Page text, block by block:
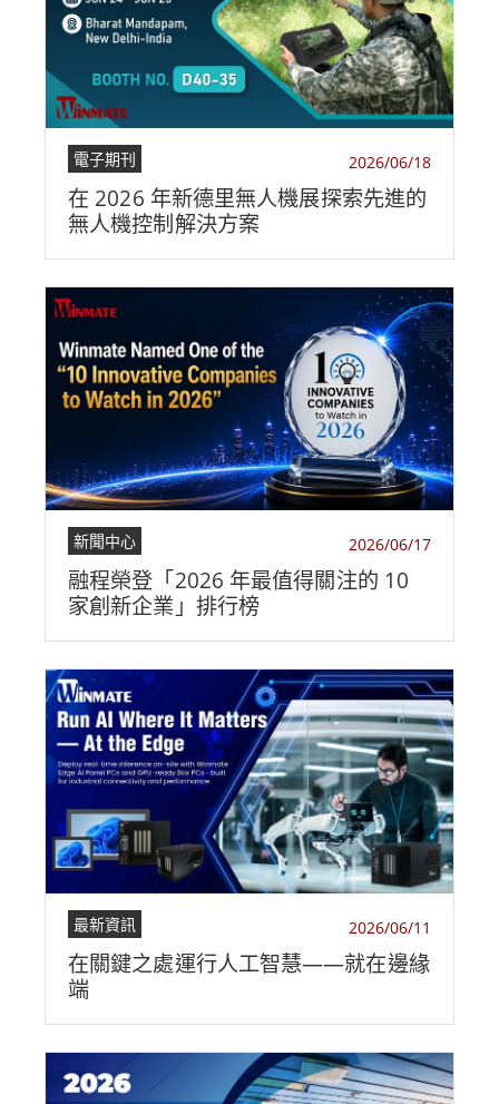
電子期刊 2026/06/18
在 2026 年新德里無人機展探索先進的
無人機控制解決方案
新聞中心 2026/06/17
融程榮登「2026 年最值得關注的 10
家創新企業」排行榜
最新資訊 2026/06/11
在關鍵之處運行人工智慧——就在邊緣
端